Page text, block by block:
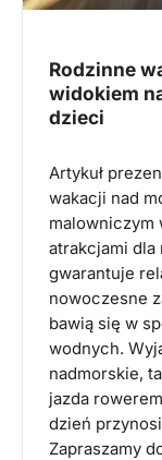
Rodzinne
widokiem
dzieci
Artykuł
wakacji nad
malowniczym
atrakcjami dla
gwarantuje
nowoczesne
bawią się w
wodnych.
nadmorskie,
jazda
dzień
Zapraszamy